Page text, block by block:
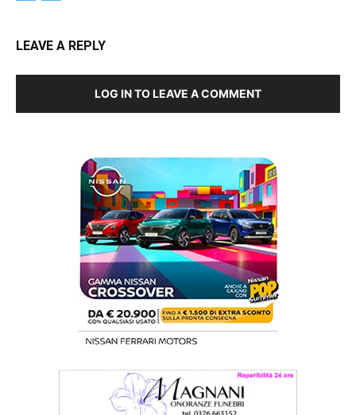
LEAVE A REPLY
LOG IN TO LEAVE A COMMENT